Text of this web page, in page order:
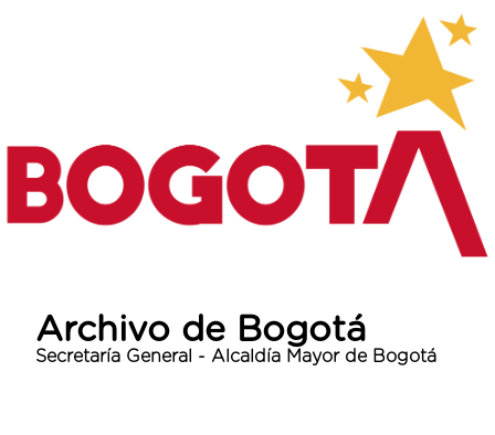
Archivo de Bogotá
Secretaría General - Alcaldía Mayor de Bogotá